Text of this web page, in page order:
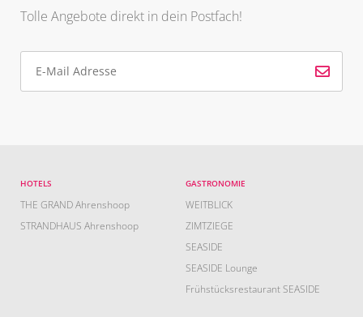
Tolle Angebote direkt in dein Postfach!
HOTELS
THE GRAND Ahrenshoop
STRANDHAUS Ahrenshoop
GASTRONOMIE
WEITBLICK
ZIMTZIEGE
SEASIDE
SEASIDE Lounge
Frühstücksrestaurant SEASIDE